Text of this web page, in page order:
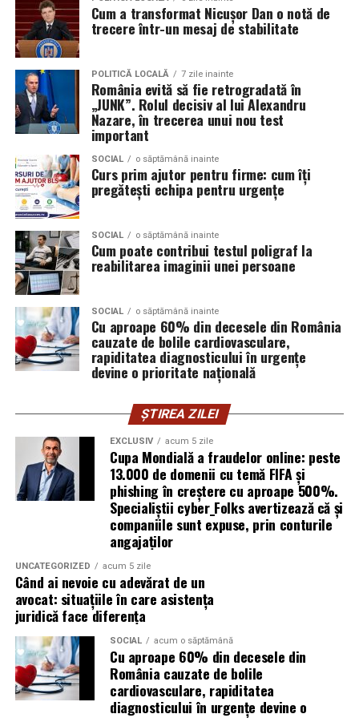
prezența personală contează la fel de mult ca produsul.
Iuliana Gabriela Enescu
videografie cu dronă. Știe că domeniul ei este dominat
de bărbați și că vizibilitatea ei ca profesionistă este, în
sine, un argument.
Isabela Alexandruoferă servicii de consiliere de cuplu
și psihoterapie. Lucrează zilnic cu oameni care încearcă
să se înțeleagă mai bine și crede că autenticitatea
trebuie să înceapă de la ea.
Oana Teslarueste consultant financiar și expert în
investiții imobiliare. A ales să fie prezentă cu vocea ei
într-un domeniu în care credibilitatea se construiește
greu și se pierde repede.
Mirela Iacobvinde cosmetice naturale și lucrează cu
femei care vor produse în care au încredere. Prezența ei
publică este, pentru clientele ei, primul semn că brandul
Ștefania Filipeste numerolog și lucrează cu
antreprenori care vor să ia decizii mai aliniate cu ce sunt
ei cu adevărat. Alege să fie vizibilă pentru că domeniul ei
câștigă credibilitate prin oameni, nu prin concepte.
Mihaela Antocheactivează în nutriție și sănătate.
Crede că informația corectă ajunge la oamenii potriviți
doar atunci când vine de la o sursă cu chip și nume.
De ce contează vizibilitatea, nu
doar activitatea
Campania „Aleg să fiu vizibilă” (#AlegSaFiuVizibila)
este doar despre fotografie. Este despre o decizie pe
care fiecare dintre aceste femei a luat-o conștient: să nu
mai lase calitatea muncii lor să rămână un secret bine
Cum a transformat Nicușor Dan o notă de
trecere într-un mesaj de stabilitate
POLITICĂ LOCALĂ 7 zile inainte
România evită să fie retrogradată în
„JUNK”. Rolul decisiv al lui Alexandru
Nazare, în trecerea unui nou test
important
SOCIAL o săptămână inainte
Curs prim ajutor pentru firme: cum îți
pregătești echipa pentru urgențe
SOCIAL o săptămână inainte
Cum poate contribui testul poligraf la
reabilitarea imaginii unei persoane
SOCIAL o săptămână inainte
Cu aproape 60% din decesele din România
cauzate de bolile cardiovasculare,
rapiditatea diagnosticului în urgențe
devine o prioritate națională
ȘTIREA ZILEI
EXCLUSIV acum 5 zile
Cupa Mondială a fraudelor online: peste
13.000 de domenii cu temă FIFA și
phishing în creștere cu aproape 500%.
Specialiștii cyber_Folks avertizează că și
companiile sunt expuse, prin conturile
angajaților
UNCATEGORIZED acum 5 zile
Când ai nevoie cu adevărat de un
avocat: situațiile în care asistența
juridică face diferența
SOCIAL acum o săptămână
Cu aproape 60% din decesele din
România cauzate de bolile
cardiovasculare, rapiditatea
diagnosticului în urgențe devine o